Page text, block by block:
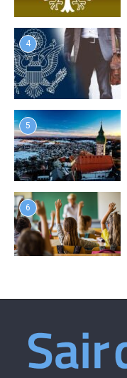
4
5
6